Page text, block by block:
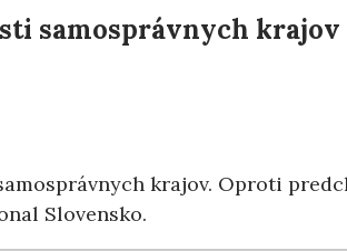
samosprávnych krajov
krajov. Oproti
Slovensko.